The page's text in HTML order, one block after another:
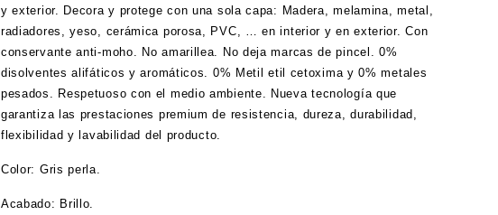
y exterior. Decora y protege con una sola capa: Madera, melamina, metal,
radiadores, yeso, cerámica porosa, PVC, … en interior y en exterior. Con
conservante anti-moho. No amarillea. No deja marcas de pincel. 0%
disolventes alifáticos y aromáticos. 0% Metil etil cetoxima y 0% metales
pesados. Respetuoso con el medio ambiente. Nueva tecnología que
garantiza las prestaciones premium de resistencia, dureza, durabilidad,
flexibilidad y lavabilidad del producto.
Color: Gris perla.
Acabado: Brillo.